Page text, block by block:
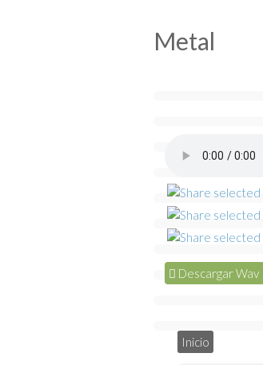
Metal
Descargar Wav
Inicio